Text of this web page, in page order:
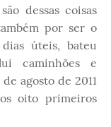
dessas coisas
por ser o
úteis, bateu
caminhões e
agosto de 2011
oito primeiros